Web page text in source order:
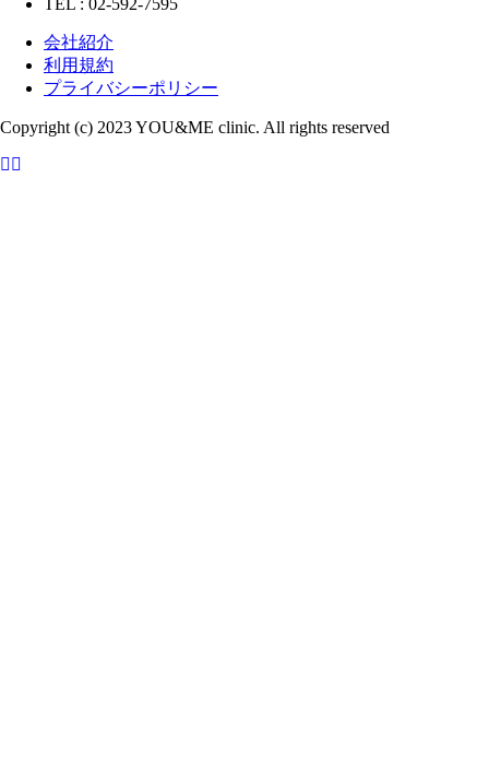
会社紹介
利用規約
プライバシーポリシー
Copyright (c) 2023 YOU&ME clinic. All rights reserved